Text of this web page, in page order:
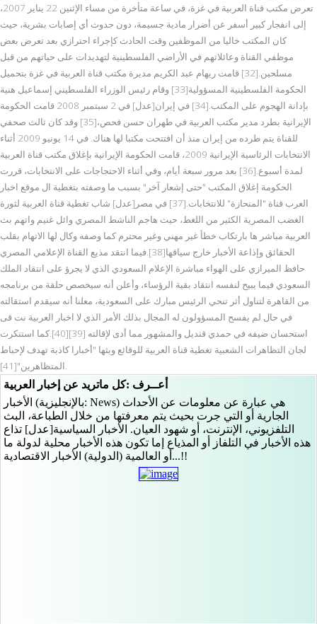
تعرض مكتب قناة العربية في غزة، في ساعة متأخرة من مساء الإثنين 22 يناير 2007،
إلى انفجار كبير أسفر عن أضرار مادية جسيمة، دون حدوث أي إصابات بشرية، حيث
كان المكتب خاليا من الموظفين وقت الحادث كإجراء احترازي بعد تعرض بعض
موظفي القناة وعائلاتهم في الأراضي الفلسطينية لتهديدات على حياتهم من قبل
مسلحين.[32] قامت ريهام عبد الكريم مديرة مكتب قناة العربية في غزة بتحميل
الحكومة الفلسطينية المسؤولية[33] وقام رئيس الوزراء الفلسطيني إسماعيل هنية
بإدانة الهجوم على المكتب.[34] في إيران[عدل] في 2 سبتمبر 2008 قامت الحكومة
الإيرانية بطرد مدير مكتب العربية في طهران حسن فحص،[35] وقد كان ثالث صحفي
للقناة يتم طرده من إيران منذ أن افتتحت مكتبا لها هناك. في 14 يونيو 2009 أثناء
الانتخابات الرئاسية الإيرانية 2009، قامت الحكومة الإيرانية بإغلاق مكتب قناة العربية
لمدة أسبوع.[36] بعد مرور سبعة أيام، وفي أثناء الاحتجاجات على الانتخابات، قررت
الحكومة إغلاق المكتب "حتى إشعار آخر" بسبب ما وصفته بتغطية ال موقع اخبار
العرب قناة "المنحازة" للانتخابات.[37] في مصر[عدل] شاب تغطية قناة العربية لثورة
الغضب المصرية الكثير من اللغط، حيث هاجم الناشط المصري وائل غنيم واتهم بث
العربية مباشر ها بارتكاب خطأ غير مهني وغير محترم كما وصفه وكال لها الاتهام بقلب
الحقائق وإذاعة الأخبار خارج سياقها[38].فيما انتقد مذيع القناة الإعلامي المصري
حافظ الميرازي على الهواء مباشرة الإعلام السعودي الذي لا يجرؤ على انتقاد الملك
السعودي فيما يبيح لنفسه انتقاد بقية الرؤساء، وأعلن أنه سيخصص حلقة من برنامجه
من القاهرة لتناول أثر تنحي الرئيس مبارك على السعودية، معلنا أنه سيقدم استقالته
في حال لم يفسح المسؤولون له المجال بذلك الأمر الذي لا اخبار العربية نت قى
استحسان ضيفه في حمدي قنديل والمشهور مما أدى لإقالته [39][40].كما استنكرت
لجان التظاهرات الشعبية تغطية قناة العربية للوقائع وبثها "أخبارا كاذبة تهدف لإحباط
المتظاهرين"[41].